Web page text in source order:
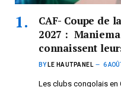
CAF- Coupe de
2027 :
connaissent
BY LE HAUTPANEL 6
Les clubs congolais en